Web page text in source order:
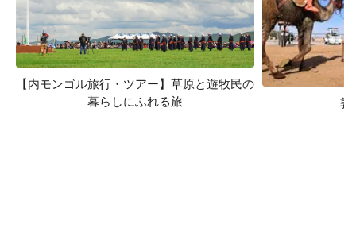
【内モンゴル旅行・ツアー】草原と遊牧民の
暮らしにふれる旅
敦